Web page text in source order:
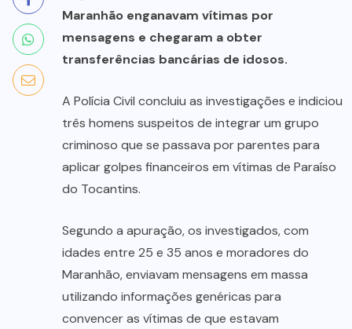
Maranhão enganavam vítimas por
mensagens e chegaram a obter
transferências bancárias de idosos.
A Polícia Civil concluiu as investigações e indiciou
três homens suspeitos de integrar um grupo
criminoso que se passava por parentes para
aplicar golpes financeiros em vítimas de Paraíso
do Tocantins.
Segundo a apuração, os investigados, com
idades entre 25 e 35 anos e moradores do
Maranhão, enviavam mensagens em massa
utilizando informações genéricas para
convencer as vítimas de que estavam